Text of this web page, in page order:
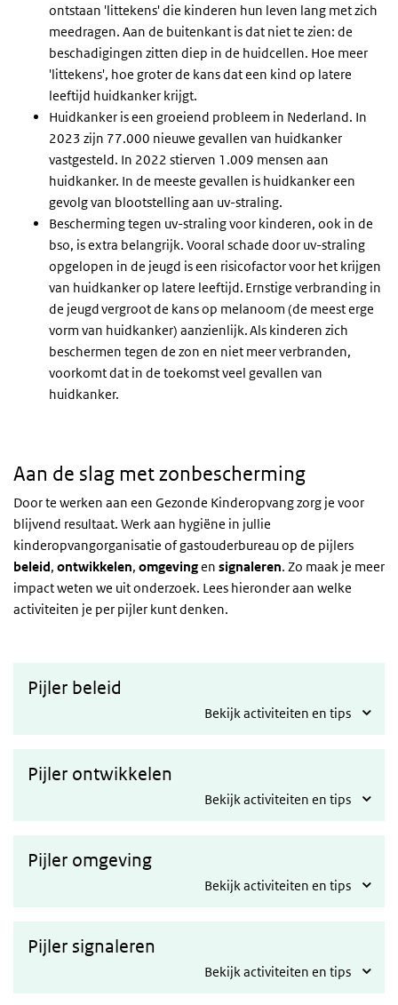
ontstaan 'littekens' die kinderen hun leven lang met zich
meedragen. Aan de buitenkant is dat niet te zien: de
beschadigingen zitten diep in de huidcellen. Hoe meer
'littekens', hoe groter de kans dat een kind op latere
leeftijd huidkanker krijgt.
Huidkanker is een groeiend probleem in Nederland. In
2023 zijn 77.000 nieuwe gevallen van huidkanker
vastgesteld. In 2022 stierven 1.009 mensen aan
huidkanker. In de meeste gevallen is huidkanker een
gevolg van blootstelling aan uv-straling.
Bescherming tegen uv-straling voor kinderen, ook in de
bso, is extra belangrijk. Vooral schade door uv-straling
opgelopen in de jeugd is een risicofactor voor het krijgen
van huidkanker op latere leeftijd. Ernstige verbranding in
de jeugd vergroot de kans op melanoom (de meest erge
vorm van huidkanker) aanzienlijk. Als kinderen zich
beschermen tegen de zon en niet meer verbranden,
voorkomt dat in de toekomst veel gevallen van
huidkanker.
Aan de slag met zonbescherming
Door te werken aan een Gezonde Kinderopvang zorg je voor
blijvend resultaat. Werk aan hygiëne in jullie
kinderopvangorganisatie of gastouderbureau op de pijlers
beleid, ontwikkelen, omgevingen signaleren. Zo maak je meer
impact weten we uit onderzoek. Lees hieronder aan welke
activiteiten je per pijler kunt denken.
Pijler beleid
Bekijk activiteiten en tips
Pijler ontwikkelen
Bekijk activiteiten en tips
Pijler omgeving
Bekijk activiteiten en tips
Pijler signaleren
Bekijk activiteiten en tips